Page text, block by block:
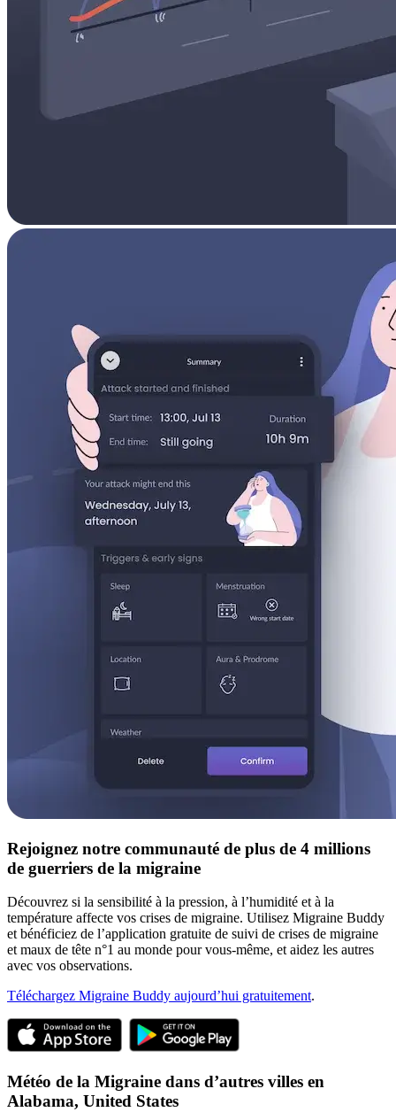
Rejoignez notre communauté de plus de 4 millions
de guerriers de la migraine
Découvrez si la sensibilité à la pression, à l’humidité et à la
température affecte vos crises de migraine. Utilisez Migraine Buddy
et bénéficiez de l’application gratuite de suivi de crises de migraine
et maux de tête n°1 au monde pour vous-même, et aidez les autres
avec vos observations.
Téléchargez Migraine Buddy aujourd’hui gratuitement.
Météo de la Migraine dans d’autres villes en
Alabama, United States